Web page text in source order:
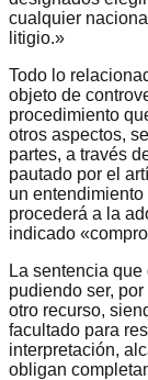
cualquier
litigio.»
Todo lo
objeto de
procedimiento
otros aspectos,
partes, a través
pautado por el
un entendimiento
procederá a la
indicado
La sentencia
pudiendo ser,
otro recurso,
facultado para
interpretación,
obligan